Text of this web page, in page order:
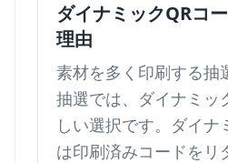
ダイナミックQRコ
理由
素材を多く印刷する抽
抽選では、ダイナミッ
しい選択です。ダイナ
は印刷済みコードをリ